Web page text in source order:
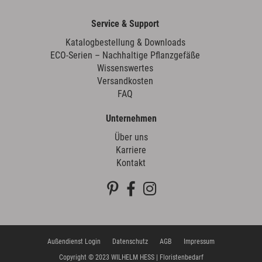
Service & Support
Katalogbestellung & Downloads
ECO-Serien – Nachhaltige Pflanzgefäße
Wissenswertes
Versandkosten
FAQ
Unternehmen
Über uns
Karriere
Kontakt
Außendienst Login Datenschutz AGB
Impressum
Copyright © 2023 WILHELM HESS | Floristenbedarf